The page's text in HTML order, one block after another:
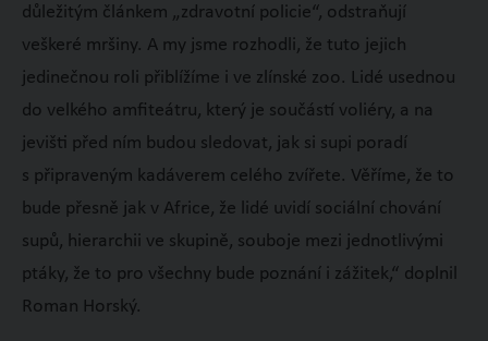
důležitým článkem „zdravotní policie“, odstraňují
veškeré mršiny. A my jsme rozhodli, že tuto jejich
jedinečnou roli přiblížíme i ve zlínské zoo. Lidé usednou
do velkého amfiteátru, který je součástí voliéry, a na
jevišti před ním budou sledovat, jak si supi poradí
s připraveným kadáverem celého zvířete. Věříme, že to
bude přesně jak v Africe, že lidé uvidí sociální chování
supů, hierarchii ve skupině, souboje mezi jednotlivými
ptáky, že to pro všechny bude poznání i zážitek,“ doplnil
Roman Horský.